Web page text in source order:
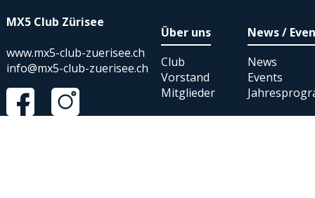
MX5 Club Zürisee
www.mx5-club-zuerisee.ch
info@mx5-club-zuerisee.ch
Über uns
Club
Vorstand
Mitglieder
News /
News
Events